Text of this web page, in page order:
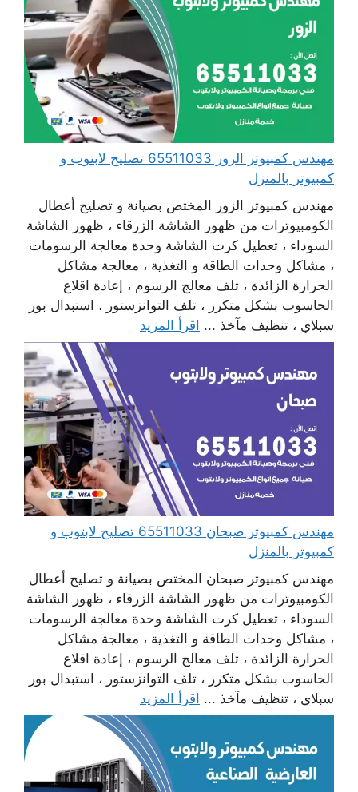
مهندس كمبيوتر الزور 65511033 تصليح لابتوب و
كمبيوتر بالمنزل
مهندس كمبيوتر الزور المختص بصيانة و تصليح أعطال
الكومبيوترات من ظهور الشاشة الزرقاء ، ظهور الشاشة
السوداء ، تعطيل كرت الشاشة وحدة معالجة الرسومات
، مشاكل وحدات الطاقة و التغذية ، معالجة مشاكل
الحرارة الزائدة ، تلف معالج الرسوم ، إعادة اقلاع
الحاسوب بشكل متكرر ، تلف التوانزستور ، استبدال بور
سبلاي ، تنظيف مآخذ ... اقرأ المزيد
مهندس كمبيوتر صبحان 65511033 تصليح لابتوب و
كمبيوتر بالمنزل
مهندس كمبيوتر صبحان المختص بصيانة و تصليح أعطال
الكومبيوترات من ظهور الشاشة الزرقاء ، ظهور الشاشة
السوداء ، تعطيل كرت الشاشة وحدة معالجة الرسومات
، مشاكل وحدات الطاقة و التغذية ، معالجة مشاكل
الحرارة الزائدة ، تلف معالج الرسوم ، إعادة اقلاع
الحاسوب بشكل متكرر ، تلف التوانزستور ، استبدال بور
سبلاي ، تنظيف مآخذ ... اقرأ المزيد